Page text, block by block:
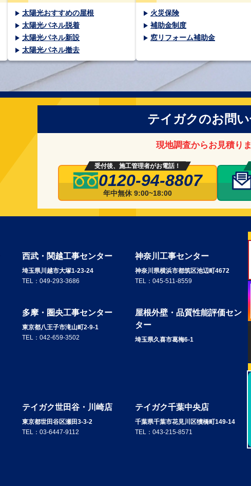
太陽光おすすめの屋根
太陽光パネル脱着
太陽光パネル新設
太陽光パネル撤去
火災保険
補助金制度
窓リフォーム補助金
テイガクのお問
現地調査からお見積り
受付後、施工管理者がお電話！
0120-94-8807
年中無休 9:00~18:00
西武・関越工事センター
埼玉県川越市大塚1-23-24
TEL： 049-293-3686
神奈川工事センター
神奈川県横浜市都筑区池辺町4672
TEL： 045-511-8559
多摩・圏央工事センター
東京都八王子市滝山町2-9-1
TEL： 042-659-3502
屋根外壁・品質性能評価セン
ター
埼玉県久喜市葛梅6-1
テイガク世田谷・川崎店
東京都世田谷区瀬田3-3-2
TEL： 03-6447-9112
テイガク千葉中央店
千葉県千葉市花見川区犢橋町149-14
TEL： 043-215-8571